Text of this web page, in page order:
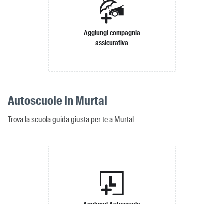
Aggiungi compagnia
assicurativa
Autoscuole in Murtal
Trova la scuola guida giusta per te a Murtal